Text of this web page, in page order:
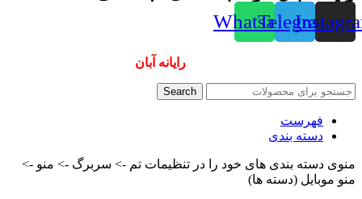
Telegram
Whatsapp
رایانه آبان
Search
فهرست
دسته بندی
منوی دسته بندی های خود را در تنظیمات تم -> سربرگ -> منو ->
منو موبایل (دسته ها)